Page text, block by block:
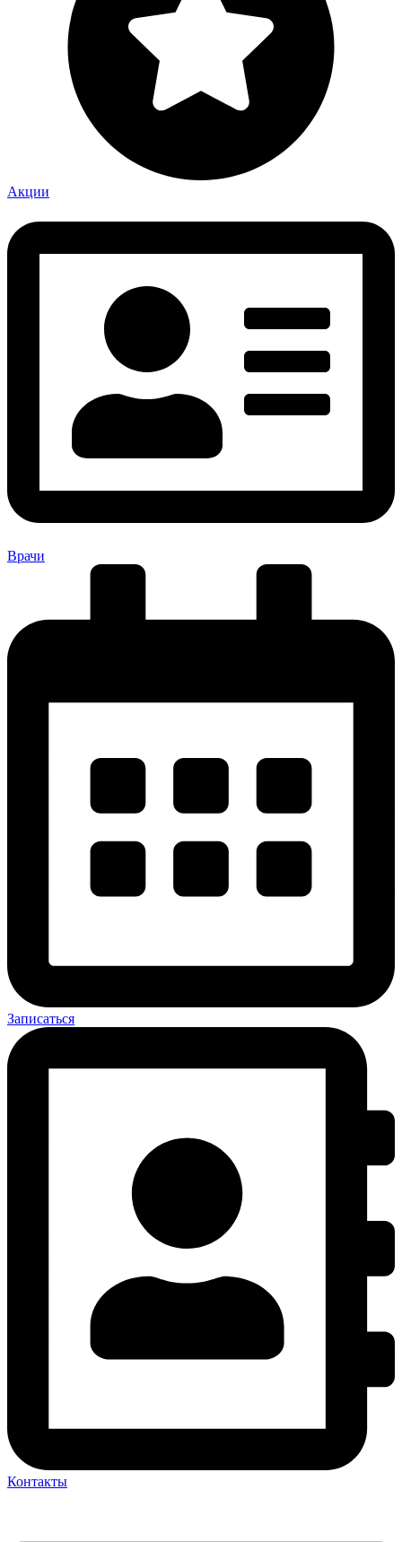
Акции
Врачи
Записаться
Контакты